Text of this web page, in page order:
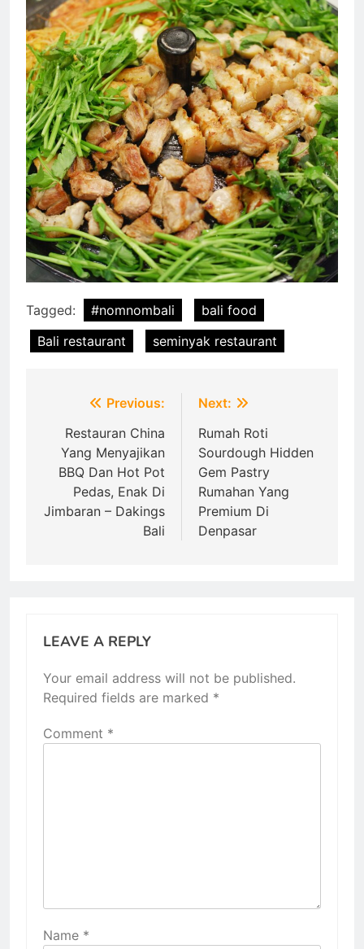
Tagged: #nomnombali
bali food
Bali restaurant
seminyak restaurant
navigation
Previous:
Restauran China
Yang Menyajikan
BBQ Dan Hot Pot
Pedas, Enak Di
Jimbaran – Dakings
Bali
Next:
Rumah Roti
Sourdough Hidden
Gem Pastry
Rumahan Yang
Premium Di
Denpasar
LEAVE A REPLY
Your email address will not be published.
Required fields are marked *
Comment *
Name *